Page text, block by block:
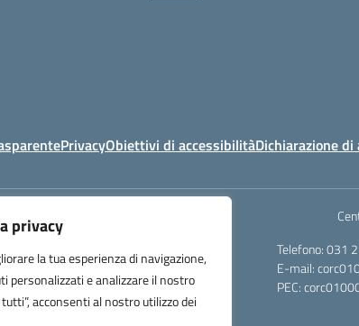
privacy
la tua esperienza di navigazione,
personalizzati e analizzare il nostro
acconsenti al nostro utilizzo dei
PrivacyObiettivi di accessibilitàDichiarazione
per i Servizi Commerciali, Turistici e Sociali
Gaetano Pessina
Via Milano 182 - 22100 COMO
Telefono: 031
E-mail:
PEC: